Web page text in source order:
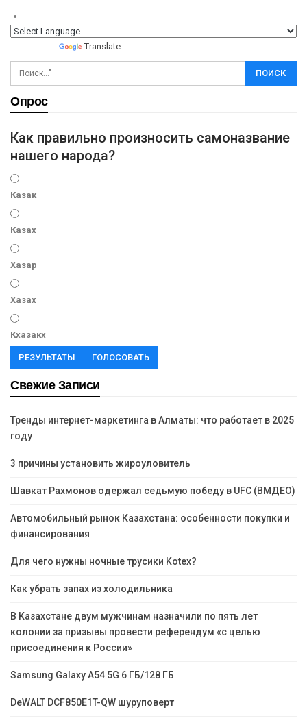
Translate
Опрос
Как правильно произносить самоназвание
нашего народа?
Казак
Казах
Хазар
Хазах
Кхазакх
РЕЗУЛЬТАТЫ ГОЛОСОВАТЬ
Свежие Записи
Тренды интернет-маркетинга в Алматы: что работает в 2025
году
3 причины установить жироуловитель
Шавкат Рахмонов одержал седьмую победу в UFC (ВМДЕО)
Автомобильный рынок Казахстана: особенности покупки и
финансирования
Для чего нужны ночные трусики Kotex?
Как убрать запах из холодильника
В Казахстане двум мужчинам назначили по пять лет
колонии за призывы провести референдум «с целью
присоединения к России»
Samsung Galaxy A54 5G 6 ГБ/128 ГБ
DeWALT DCF850E1T-QW шуруповерт